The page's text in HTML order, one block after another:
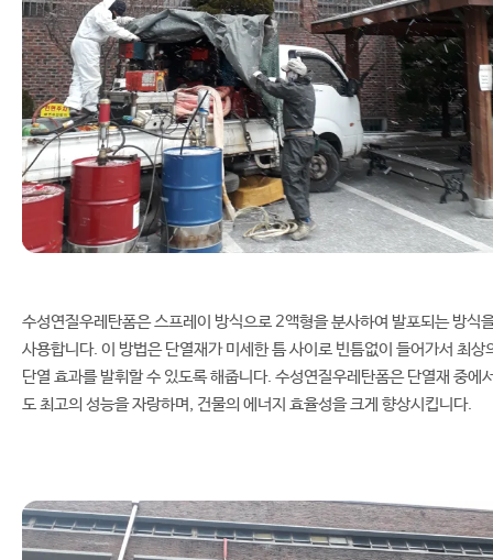
수성연질우레탄폼은 스프레이 방식으로 2액형을 분사하여 발포되는 방식
사용합니다. 이 방법은 단열재가 미세한 틈 사이로 빈틈없이 들어가서 최상
단열 효과를 발휘할 수 있도록 해줍니다. 수성연질우레탄폼은 단열재 중에
도 최고의 성능을 자랑하며, 건물의 에너지 효율성을 크게 향상시킵니다.